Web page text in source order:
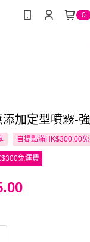
0
添加定型噴霧-
自提點滿HK$300.00
免運費